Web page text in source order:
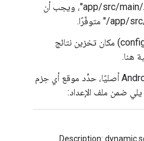
"app/src/main/AndroidManifest.xml"، ويجب أن
يحدّد ملف الإعداد (config.yaml) مكان تخزين نتائج
هنا.
إذا كنت تفحص تطبيق Android أصليًا، حدِّد موقع أي حِزم